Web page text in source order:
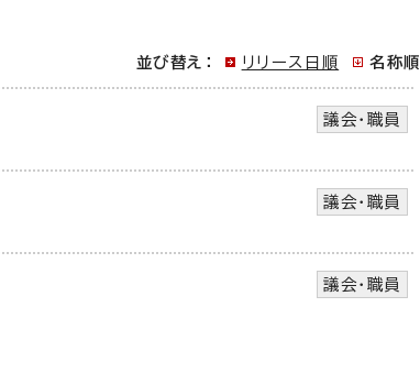
並び替え： リリース日順 名称順
議会・職員
議会・職員
議会・職員